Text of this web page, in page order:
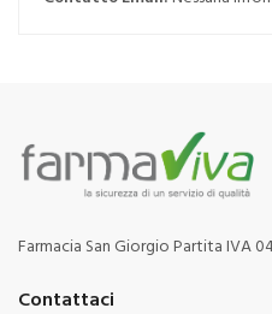
Farmacia San Giorgio Partita IVA
Contattaci